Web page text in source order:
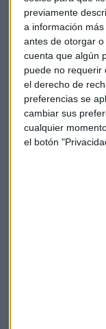
previamente
a información
antes de otorgar
cuenta que algún
puede no requerir
el derecho de
preferencias se
cambiar sus
cualquier
el botón
estrenó por
Pop Idol en Gran
estrenó el éxito
artistas como
Hudson y en 2010
por cada 30
revista Forbes.
Llámese La Voz,